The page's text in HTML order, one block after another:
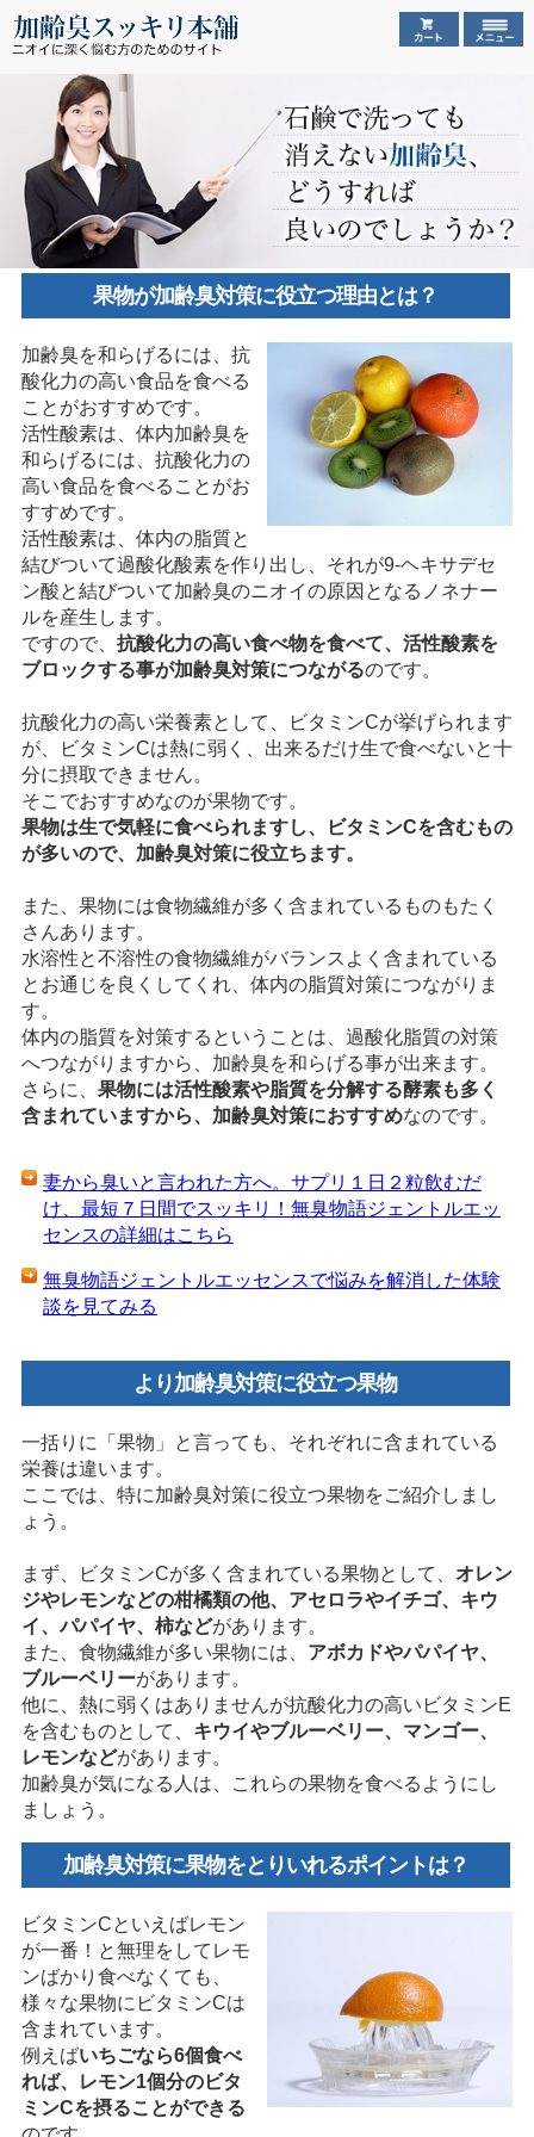
果物が加齢臭対策に役立つ理由とは？
加齢臭を和らげるには、抗
酸化力の高い食品を食べる
ことがおすすめです。
活性酸素は、体内加齢臭を
和らげるには、抗酸化力の
高い食品を食べることがお
すすめです。
活性酸素は、体内の脂質と
結びついて過酸化酸素を作り出し、それが9-ヘキサデセ
ン酸と結びついて加齢臭のニオイの原因となるノネナー
ルを産生します。
ですので、 抗酸化力の高い食べ物を食べて、活性酸素を
ブロックする事が加齢臭対策につながるのです。
抗酸化力の高い栄養素として、ビタミンCが挙げられます
が、ビタミンCは熱に弱く、出来るだけ生で食べないと十
分に摂取できません。
そこでおすすめなのが果物です。
果物は生で気軽に食べられますし、ビタミンCを含むもの
が多いので、加齢臭対策に役立ちます。
また、果物には食物繊維が多く含まれているものもたく
さんあります。
水溶性と不溶性の食物繊維がバランスよく含まれている
とお通じを良くしてくれ、体内の脂質対策につながりま
す。
体内の脂質を対策するということは、過酸化脂質の対策
へつながりますから、加齢臭を和らげる事が出来ます。
さらに、 果物には活性酸素や脂質を分解する酵素も多く
含まれていますから、加齢臭対策におすすめなのです。
妻から臭いと言われた方へ。サプリ１日２粒飲むだ
け、最短７日間でスッキリ！無臭物語ジェントルエッ
センスの詳細はこちら
無臭物語ジェントルエッセンスで悩みを解消した体験
談を見てみる
より加齢臭対策に役立つ果物
一括りに「果物」と言っても、それぞれに含まれている
栄養は違います。
ここでは、特に加齢臭対策に役立つ果物をご紹介しまし
ょう。
まず、ビタミンCが多く含まれている果物として、 オレン
ジやレモンなどの柑橘類の他、アセロラやイチゴ、キウ
イ、パパイヤ、柿などがあります。
また、食物繊維が多い果物には、 アボカドやパパイヤ、
ブルーベリーがあります。
他に、熱に弱くはありませんが抗酸化力の高いビタミンE
を含むものとして、 キウイやブルーベリー、マンゴー、
レモンなどがあります。
加齢臭が気になる人は、これらの果物を食べるようにし
ましょう。
加齢臭対策に果物をとりいれるポイントは？
ビタミンCといえばレモン
が一番！と無理をしてレモ
ンばかり食べなくても、
様々な果物にビタミンCは
含まれています。
例えばいちごなら6個食べ
れば、レモン1個分のビタ
ミンCを摂ることができる